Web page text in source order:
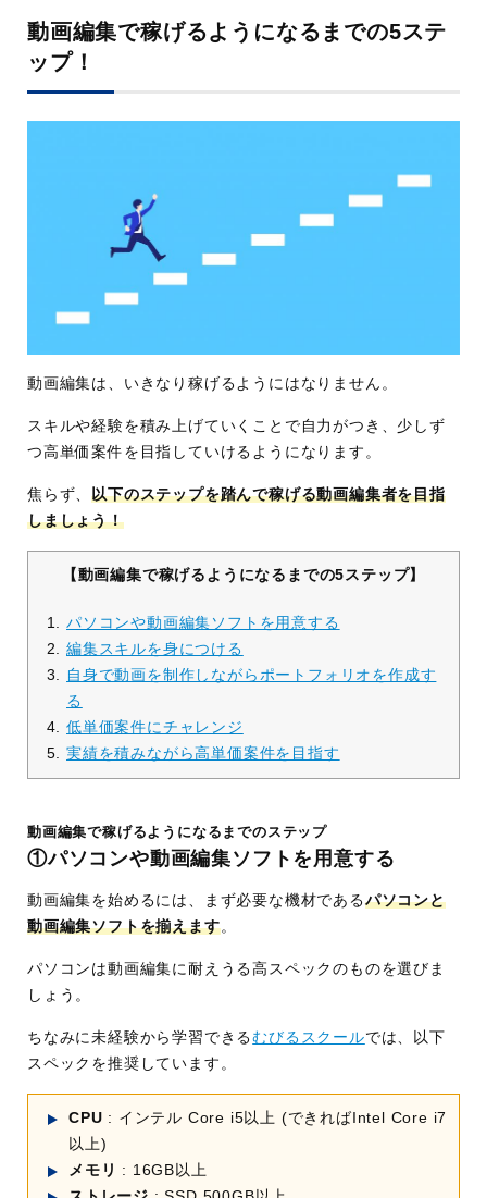
動画編集で稼げるようになるまでの5ステ
ップ！
動画編集は、いきなり稼げるようにはなりません。
スキルや経験を積み上げていくことで自力がつき、少しず
つ高単価案件を目指していけるようになります。
焦らず、以下のステップを踏んで稼げる動画編集者を目指
しましょう！
【動画編集で稼げるようになるまでの5ステップ】
パソコンや動画編集ソフトを用意する
編集スキルを身につける
自身で動画を制作しながらポートフォリオを作成す
る
低単価案件にチャレンジ
実績を積みながら高単価案件を目指す
動画編集で稼げるようになるまでのステップ
①パソコンや動画編集ソフトを用意する
動画編集を始めるには、まず必要な機材であるパソコンと
動画編集ソフトを揃えます。
パソコンは動画編集に耐えうる高スペックのものを選びま
しょう。
ちなみに未経験から学習できるむびるスクールでは、以下
スペックを推奨しています。
CPU : インテル Core i5以上 (できればIntel Core i7
以上)
メモリ : 16GB以上